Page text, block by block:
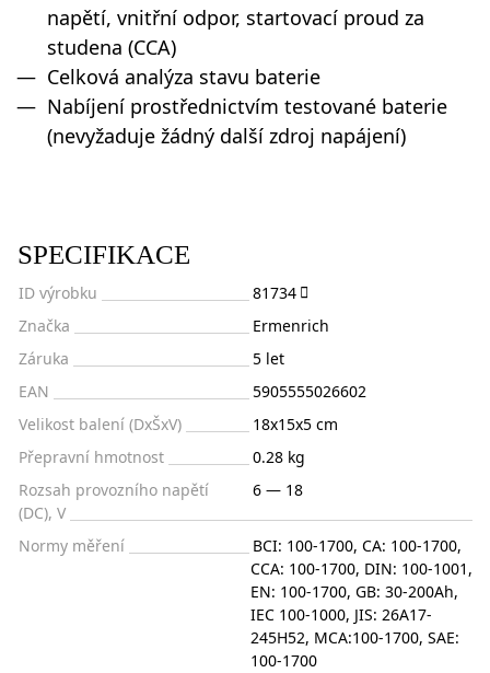
napětí, vnitřní odpor, startovací proud za
studena (CCA)
Celková analýza stavu baterie
Nabíjení prostřednictvím testované baterie
(nevyžaduje žádný další zdroj napájení)
SPECIFIKACE
ID výrobku
81734
Značka
Ermenrich
Záruka
5 let
EAN
5905555026602
Velikost balení (DxŠxV)
18x15x5 cm
Přepravní hmotnost
0.28 kg
Rozsah provozního napětí
(DC), V
6 — 18
Normy měření
BCI: 100-1700, CA: 100-1700,
CCA: 100-1700, DIN: 100-1001,
EN: 100-1700, GB: 30-200Ah,
IEC 100-1000, JIS: 26A17-
245H52, MCA:100-1700, SAE:
100-1700